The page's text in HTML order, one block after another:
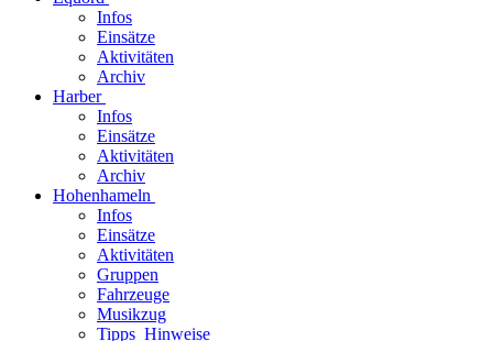
Infos
Einsätze
Aktivitäten
Archiv
Harber
Infos
Einsätze
Aktivitäten
Archiv
Hohenhameln
Infos
Einsätze
Aktivitäten
Gruppen
Fahrzeuge
Musikzug
Tipps_Hinweise